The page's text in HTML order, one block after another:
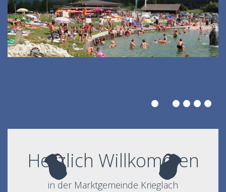
Herzlich Willkommen
in der Marktgemeinde Krieglach